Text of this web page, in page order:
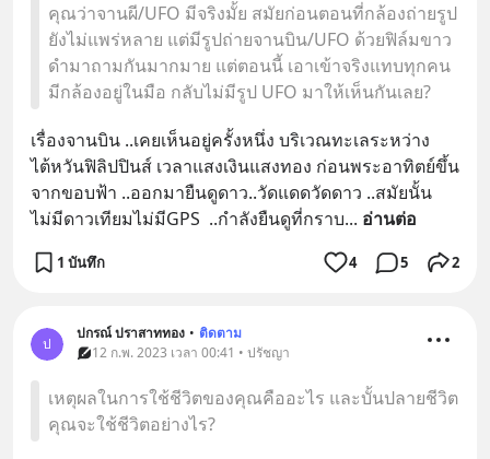
คุณว่าจานผี/UFO มีจริงมั้ย สมัยก่อนตอนที่กล้องถ่ายรูป
ยังไม่แพร่หลาย แต่มีรูปถ่ายจานบิน/UFO ด้วยฟิล์มขาว
ดำมาถามกันมากมาย แต่ตอนนี้ เอาเข้าจริงแทบทุกคน
มีกล้องอยู่ในมือ กลับไม่มีรูป UFO มาให้เห็นกันเลย?
เรื่องจานบิน ..เคยเห็นอยู่ครั้งหนึ่ง บริเวณทะเลระหว่าง
ไต้หวันฟิลิปปินส์ เวลาแสงเงินแสงทอง ก่อนพระอาทิตย์ขึ้น
จากขอบฟ้า ..ออกมายืนดูดาว..วัดแดดวัดดาว ..สมัยนั้น
ไม่มีดาวเทียมไม่มีGPS  ..กำลังยืนดูที่กราบ... อ่านต่อ
1 บันทึก 4 5 2
ป
ปกรณ์ ปราสาททอง • ติดตาม
12 ก.พ. 2023 เวลา 00:41 • ปรัชญา
เหตุผลในการใช้ชีวิตของคุณคืออะไร และบั้นปลายชีวิต
คุณจะใช้ชีวิตอย่างไร?